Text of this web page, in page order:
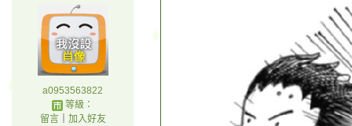
a0953563822
等級：
留言｜ 加入好友